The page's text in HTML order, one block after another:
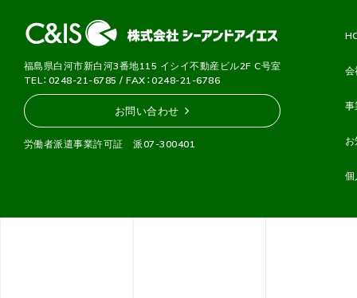
福島県白河市新白河3番地115 イシイ不動産ビル2F C号室
TEL：0248-21-6785 / FAX：0248-21-6786
お問い合わせ
労働者派遣事業許可証 派07-300401
会
事
個